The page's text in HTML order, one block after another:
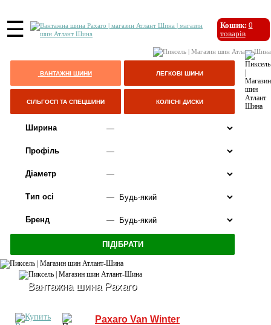
☰ Кошик: 0
товарів
ВАНТАЖНІ ШИНИ ЛЕГКОВІ ШИНИ
СІЛЬГОСП ТА СПЕЦШИНИ КОЛІСНІ ДИСКИ
Ширина
Профіль
Діаметр
Тип осі
Бренд
Вантажна шина Paxaro
Paxaro Van Winter